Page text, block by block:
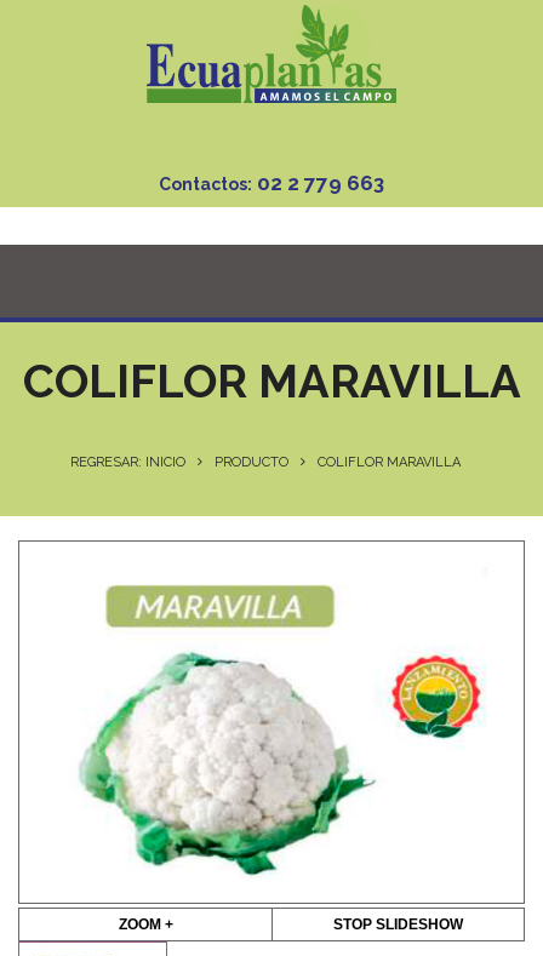
Contactos: 02 2 779 663
COLIFLOR MARAVILLA
REGRESAR: INICIO PRODUCTO COLIFLOR MARAVILLA
ZOOM + STOP SLIDESHOW